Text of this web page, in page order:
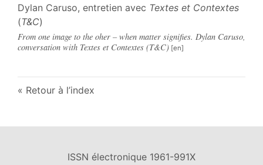
Dylan Caruso, entretien avec Textes et Contextes
(T&C)
From one image to the oher – when matter signifies. Dylan Caruso,
conversation with Textes et Contextes (T&C)
Retour à l’index
ISSN électronique 1961-991X